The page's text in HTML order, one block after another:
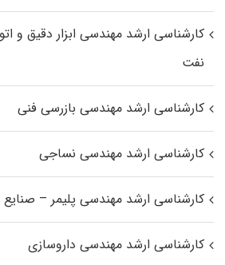
کارشناسی ارشد مهندسی ابزار دقیق و
نفت
کارشناسی ارشد مهندسی بازرسی فنی
کارشناسی ارشد مهندسی نساجی
کارشناسی ارشد مهندسی پلیمر –
کارشناسی ارشد مهندسی داروسازی